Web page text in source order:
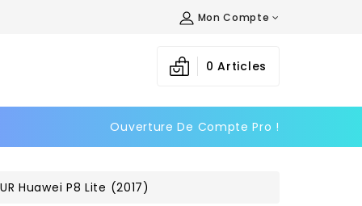
Mon Compte
0 Articles
Ouverture De Compte Pro !
Huawei P8 Lite (2017)